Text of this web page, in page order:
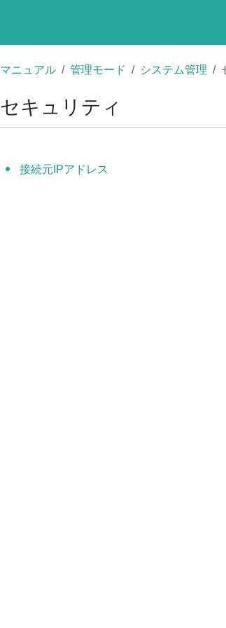
マニュアル 管理モード システム管理
セキュリティ
接続元IPアドレス